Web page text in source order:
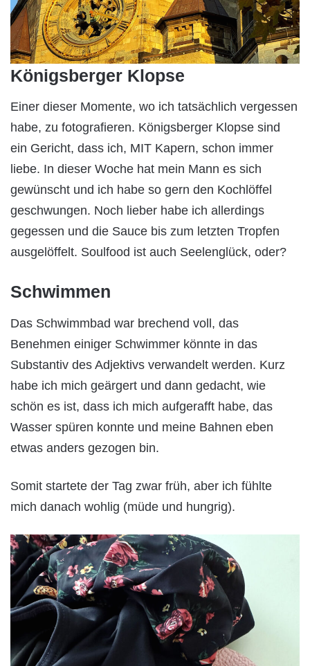
Königsberger Klopse
Einer dieser Momente, wo ich tatsächlich vergessen
habe, zu fotografieren. Königsberger Klopse sind
ein Gericht, dass ich, MIT Kapern, schon immer
liebe. In dieser Woche hat mein Mann es sich
gewünscht und ich habe so gern den Kochlöffel
geschwungen. Noch lieber habe ich allerdings
gegessen und die Sauce bis zum letzten Tropfen
ausgelöffelt. Soulfood ist auch Seelenglück, oder?
Schwimmen
Das Schwimmbad war brechend voll, das
Benehmen einiger Schwimmer könnte in das
Substantiv des Adjektivs verwandelt werden. Kurz
habe ich mich geärgert und dann gedacht, wie
schön es ist, dass ich mich aufgerafft habe, das
Wasser spüren konnte und meine Bahnen eben
etwas anders gezogen bin.
Somit startete der Tag zwar früh, aber ich fühlte
mich danach wohlig (müde und hungrig).